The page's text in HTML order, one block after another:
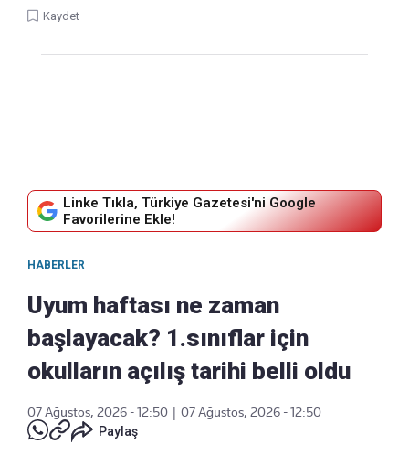
Kaydet
Linke Tıkla, Türkiye Gazetesi'ni Google
Favorilerine Ekle!
HABERLER
Uyum haftası ne zaman
başlayacak? 1.sınıflar için
okulların açılış tarihi belli oldu
07 Ağustos, 2026 - 12:50 | 07 Ağustos, 2026 - 12:50
Paylaş